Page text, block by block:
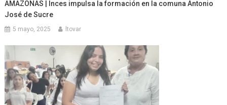
AMAZONAS | Inces impulsa la formación en la comuna Antonio
José de Sucre
5 mayo, 2025 ltovar